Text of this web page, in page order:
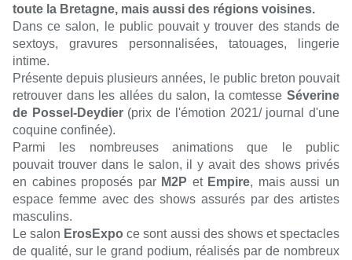
toute la Bretagne, mais aussi des régions voisines.
Dans ce salon, le public pouvait y trouver des stands de
sextoys, gravures personnalisées, tatouages, lingerie
intime.
Présente depuis plusieurs années, le public breton pouvait
retrouver dans les allées du salon, la comtesse Séverine
de Possel-Deydier (prix de l'émotion 2021/ journal d'une
coquine confinée).
Parmi les nombreuses animations que le public
pouvait trouver dans le salon, il y avait des shows privés
en cabines proposés parM2P et Empire, mais aussi un
espace femme avec des shows assurés par des artistes
masculins.
Le salon ErosExpo ce sont aussi des shows et spectacles
de qualité, sur le grand podium, réalisés par de nombreux